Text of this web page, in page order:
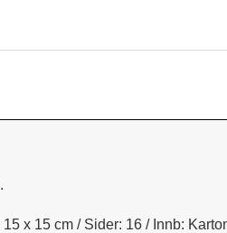
x 15 cm / Sider: 16 / Innb: